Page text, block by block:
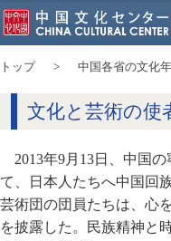
トップ 中国各省の文化年
文化と芸術の使
2013年9月13日、中国
て、日本人たちへ中国回
芸術団の団員たちは、心
を披露した。民族精神と